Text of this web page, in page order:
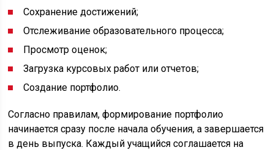
Сохранение достижений;
Отслеживание образовательного процесса;
Просмотр оценок;
Загрузка курсовых работ или отчетов;
Создание портфолио.
Согласно правилам, формирование портфолио
начинается сразу после начала обучения, а завершается
в день выпуска. Каждый учащийся соглашается на